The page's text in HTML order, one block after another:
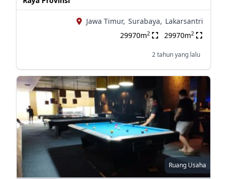
Jawa Timur, Surabaya, Lakarsantri
29970m2 29970m2
2 tahun yang lalu
Ruang Usaha